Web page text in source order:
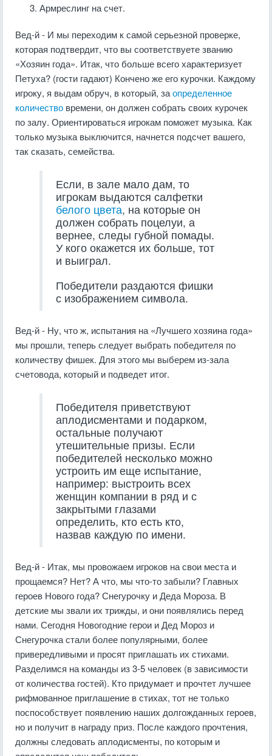
Армреслинг на счет.
Вед-й - И мы переходим к самой серьезной проверке,
которая подтвердит, что вы соответствуете званию
«Хозяин года». Итак, что больше всего характеризует
Петуха? (гости гадают) Кончено же его курочки. Каждому
игроку, я выдам обруч, в который, заопределенное
количество времени, он должен собрать своих курочек
по залу. Ориентироваться игрокам поможет музыка. Как
только музыка выключится, начнется подсчет вашего,
так сказать, семейства.
Если, в зале мало дам, то
игрокам выдаются салфетки
белого цвета, на которые он
должен собрать поцелуи, а
вернее, следы губной помады.
У кого окажется их больше, тот
и выиграл.
Победители раздаются фишки
с изображением символа.
Вед-й - Ну, что ж, испытания на «Лучшего хозяина года»
мы прошли, теперь следует выбрать победителя по
количеству фишек. Для этого мы выберем из-зала
счетовода, который и подведет итог.
Победителя приветствуют
аплодисментами и подарком,
остальные получают
утешительные призы. Если
победителей несколько можно
устроить им еще испытание,
например: выстроить всех
женщин компании в ряд и с
закрытыми глазами
определить, кто есть кто,
назвав каждую по имени.
Вед-й - Итак, мы провожаем игроков на свои места и
прощаемся? Нет? А что, мы что-то забыли? Главных
героев Нового года? Снегурочку и Деда Мороза. В
детские мы звали их трижды, и они появлялись перед
нами. Сегодня Новогодние герои и Дед Мороз и
Снегурочка стали более популярными, более
привередливыми и просят приглашать их стихами.
Разделимся на команды из 3-5 человек (в зависимости
от количества гостей). Кто придумает и прочтет лучшее
рифмованное приглашение в стихах, тот не только
поспособствует появлению наших долгожданных героев,
но и получит в награду приз. После каждого прочтения,
должны следовать аплодисменты, по которым и